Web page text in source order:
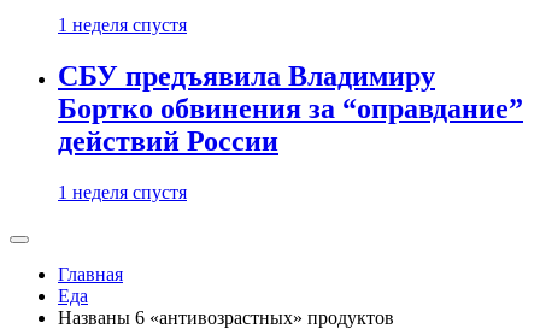
1 неделя спустя
СБУ предъявила Владимиру
Бортко обвинения за “оправдание”
действий России
1 неделя спустя
Главная
Еда
Названы 6 «антивозрастных» продуктов